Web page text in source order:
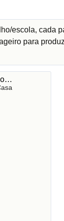
escola, cada
para